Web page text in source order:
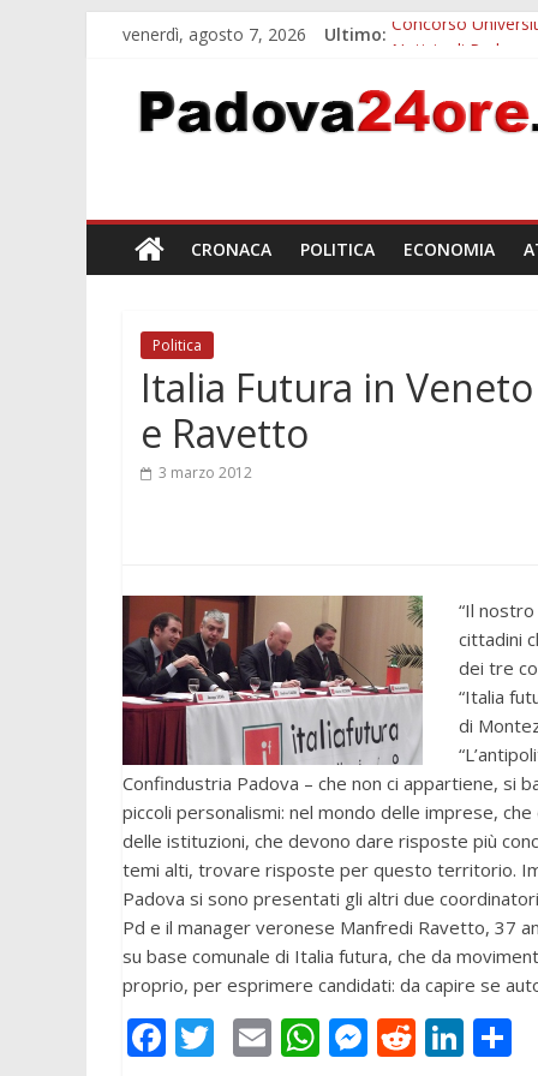
venerdì, agosto 7, 2026 Ultimo: Concorso
Slow Looking
Notizie di Padova
Orto Botanico
CRONACA POLITICA ECONOMIA
Politica
Italia Futura in
e Ravetto
3 marzo 2012
“Il
cittadini
dei tre
“Italia
di
Confindustria Padova – che non ci appartiene, si
piccoli personalismi: nel mondo delle imprese,
delle istituzioni, che devono dare risposte più
temi alti, trovare risposte per questo territorio.
Padova si sono presentati gli altri due
Pd e il manager veronese Manfredi Ravetto, 37
su base comunale di Italia futura, che da
proprio, per esprimere candidati: da capire se
F T E W M R Li